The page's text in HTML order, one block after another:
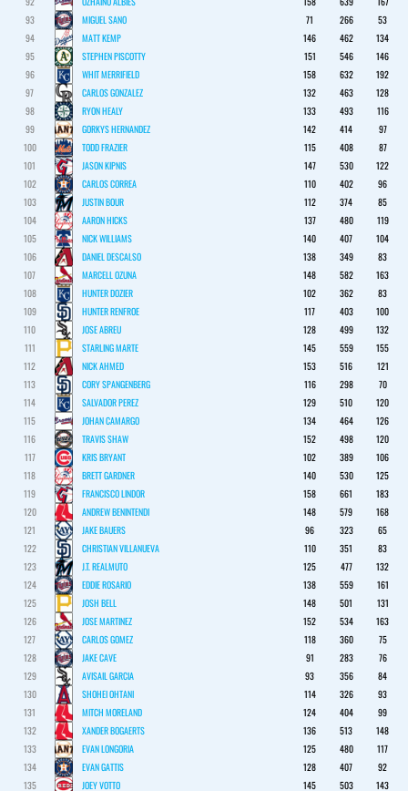
93
MIGUEL SANO 71 266
53
94
MATT KEMP 146 462
134
95
STEPHEN PISCOTTY 151 546
146
96
WHIT MERRIFIELD 158 632
192
97
CARLOS GONZALEZ 132 463
128
98
RYON HEALY 133 493
116
99
GORKYS HERNANDEZ 142 414
97
100
TODD FRAZIER 115 408
87
101
JASON KIPNIS 147 530
122
102
CARLOS CORREA 110 402
96
103
JUSTIN BOUR 112 374
85
104
AARON HICKS 137 480
119
105
NICK WILLIAMS 140 407
104
106
DANIEL DESCALSO 138 349
83
107
MARCELL OZUNA 148 582
163
108
HUNTER DOZIER 102 362
83
109
HUNTER RENFROE 117 403
100
110
JOSE ABREU 128 499
132
111
STARLING MARTE 145 559
155
112
NICK AHMED 153 516
121
113
CORY SPANGENBERG 116 298
70
114
SALVADOR PEREZ 129 510
120
115
JOHAN CAMARGO 134 464
126
116
TRAVIS SHAW 152 498
120
117
KRIS BRYANT 102 389
106
118
BRETT GARDNER 140 530
125
119
FRANCISCO LINDOR 158 661
183
120
ANDREW BENINTENDI 148 579
168
121
JAKE BAUERS 96 323
65
122
CHRISTIAN VILLANUEVA 110 351
83
123
J.T. REALMUTO 125 477
132
124
EDDIE ROSARIO 138 559
161
125
JOSH BELL 148 501
131
126
JOSE MARTINEZ 152 534
163
127
CARLOS GOMEZ 118 360
75
128
JAKE CAVE 91 283
76
129
AVISAIL GARCIA 93 356
84
130
SHOHEI OHTANI 114 326
93
131
MITCH MORELAND 124 404
99
132
XANDER BOGAERTS 136 513
148
133
EVAN LONGORIA 125 480
117
134
EVAN GATTIS 128 407
92
135
JOEY VOTTO 145 503
143